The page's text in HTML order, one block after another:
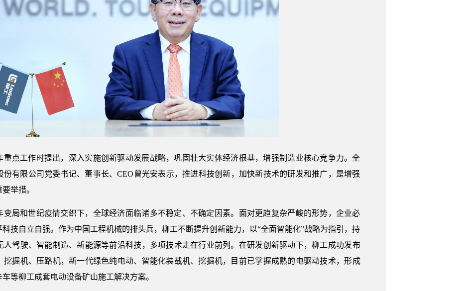
重点工作时提出，深入实施创新驱动发展战略，巩固壮大实体经济根基，增强制造业核心竞争力。全
份有限公司党委书记、董事长、CEO曾光安表示，推进科技创新，加快新技术的研发和推广，是增强
举措。
变局和世纪疫情交织下，全球经济面临诸多不稳定、不确定因素。面对更趋复杂严峻的形势，企业必
技自立自强。作为中国工程机械的排头兵，柳工不断提升创新能力，以“全面智能化”战略为指引，持
人驾驶、智能制造、新能源等前沿科技，多项技术走在行业前列。在研发创新驱动下，柳工成功发布
挖掘机、压路机，新一代绿色纯电动、智能化装载机、挖掘机，目前已掌握成熟的电驱动技术，形成
等柳工成套电动设备矿山施工解决方案。